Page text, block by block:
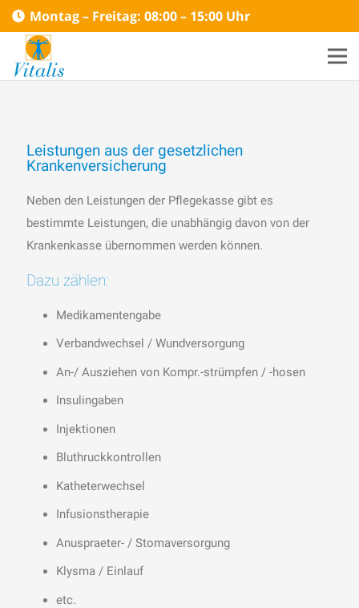
Montag – Freitag: 08:00 – 15:00 Uhr
Leistungen aus der gesetzlichen
Krankenversicherung
Neben den Leistungen der Pflegekasse gibt es
bestimmte Leistungen, die unabhängig davon von der
Krankenkasse übernommen werden können.
Dazu zählen:
Medikamentengabe
Verbandwechsel / Wundversorgung
An-/ Ausziehen von Kompr.-strümpfen / -hosen
Insulingaben
Injektionen
Bluthruckkontrollen
Katheterwechsel
Infusionstherapie
Anuspraeter- / Stomaversorgung
Klysma / Einlauf
etc.